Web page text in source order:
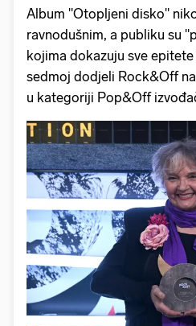
Album "Otopljeni disko"
ravnodušnim, a publiku su
kojima dokazuju sve
sedmoj dodjeli Rock&Off
u kategoriji Pop&Off